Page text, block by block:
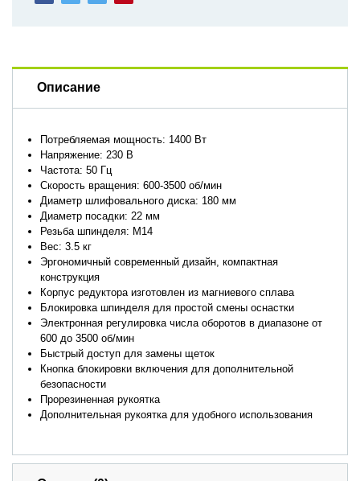
Описание
Потребляемая мощность: 1400 Вт
Напряжение: 230 В
Частота: 50 Гц
Скорость вращения: 600-3500 об/мин
Диаметр шлифовального диска: 180 мм
Диаметр посадки: 22 мм
Резьба шпинделя: M14
Вес: 3.5 кг
Эргономичный современный дизайн, компактная
конструкция
Корпус редуктора изготовлен из магниевого сплава
Блокировка шпинделя для простой смены оснастки
Электронная регулировка числа оборотов в диапазоне от
600 до 3500 об/мин
Быстрый доступ для замены щеток
Кнопка блокировки включения для дополнительной
безопасности
Прорезиненная рукоятка
Дополнительная рукоятка для удобного использования